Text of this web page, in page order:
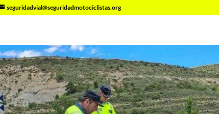
seguridadvial@seguridadmotociclistas.org